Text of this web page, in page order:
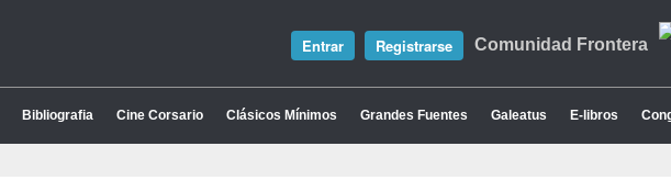
Comunidad Frontera
Entrar Registrarse
Bibliografia Cine Corsario Clásicos Mínimos Grandes Fuentes Galeatus E-libros